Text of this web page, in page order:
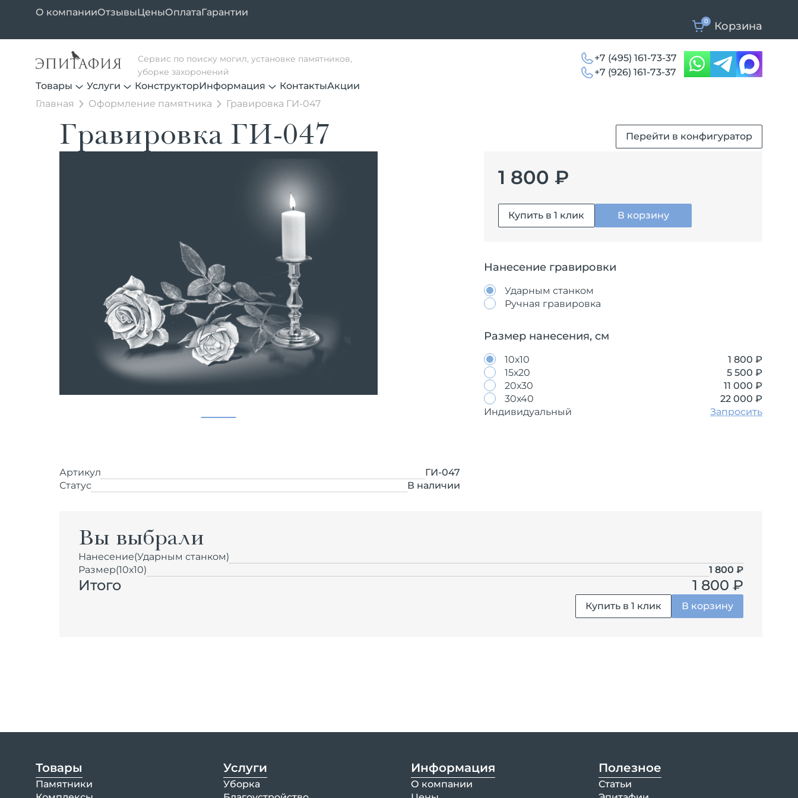
О компанииОтзывыЦеныОплатаГарантии
0 Корзина
Сервис по поиску могил, установке памятников,
уборке захоронений
+7 (495) 161-73-37
+7 (926) 161-73-37
Товары
Услуги КонструкторИнформация КонтактыАкции
Главная
Оформление памятника Гравировка ГИ-047
Гравировка ГИ-047 Перейти в конфигуратор
Артикул
ГИ-047
Статус
В наличии
1 800 ₽
Купить в 1 клик В корзину
Нанесение гравировки
Ударным станком
Ручная гравировка
Размер нанесения, см
10х10
1 800 ₽
15х20
5 500 ₽
20х30
11 000 ₽
30х40
22 000 ₽
Индивидуальный
Запросить
Вы выбрали
Нанесение(Ударным станком)
Размер(10х10) 1 800 ₽
Итого 1 800 ₽
Купить в 1 клик В корзину
Товары
Памятники
Услуги
Уборка
Информация
О компании
Полезное
Статьи